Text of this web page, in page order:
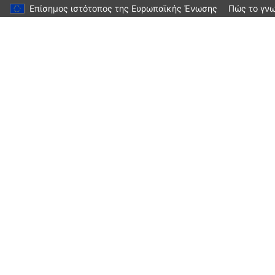
Επίσημος ιστότοπος της Ευρωπαϊκής Ένωσης Πώς το